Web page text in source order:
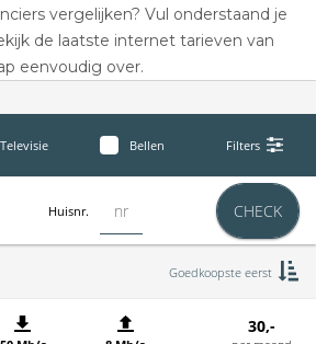
vergelijken? Vul onderstaand je
de laatste internet tarieven van
eenvoudig over.
Televisie Bellen Filters
Huisnr. CHECK
Goedkoopste eerst
30,-